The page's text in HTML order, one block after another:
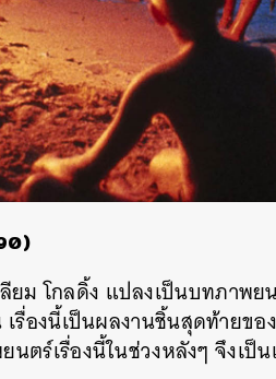
ยม โกลดิ้ง แปลงเป็นบทภาพย
เรื่องนี้เป็นผลงานชิ้นสุดท้ายขอ
ตร์เรื่องนี้ในช่วงหลังๆ จึงเป็